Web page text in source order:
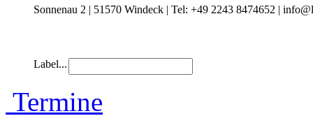
Sonnenau 2 | 51570 Windeck | Tel: +49 2243 8474652 |
Label...
Termine